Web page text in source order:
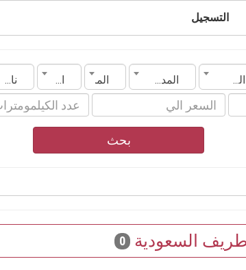
التسجيل
السعودية المدينة الماركة الموديل ناقل الحركة
بحث
طريف السعودية 0